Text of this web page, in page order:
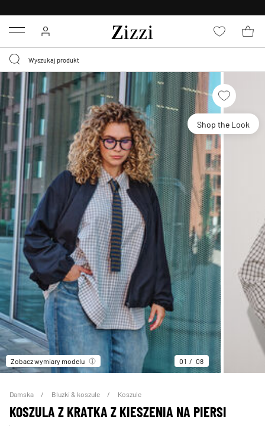
Menu
Shop the Look
Zobacz wymiary modelu 01 08
Damska Bluzki & koszule Koszule
KOSZULA Z KRATKA Z KIESZENIA NA PIERSI